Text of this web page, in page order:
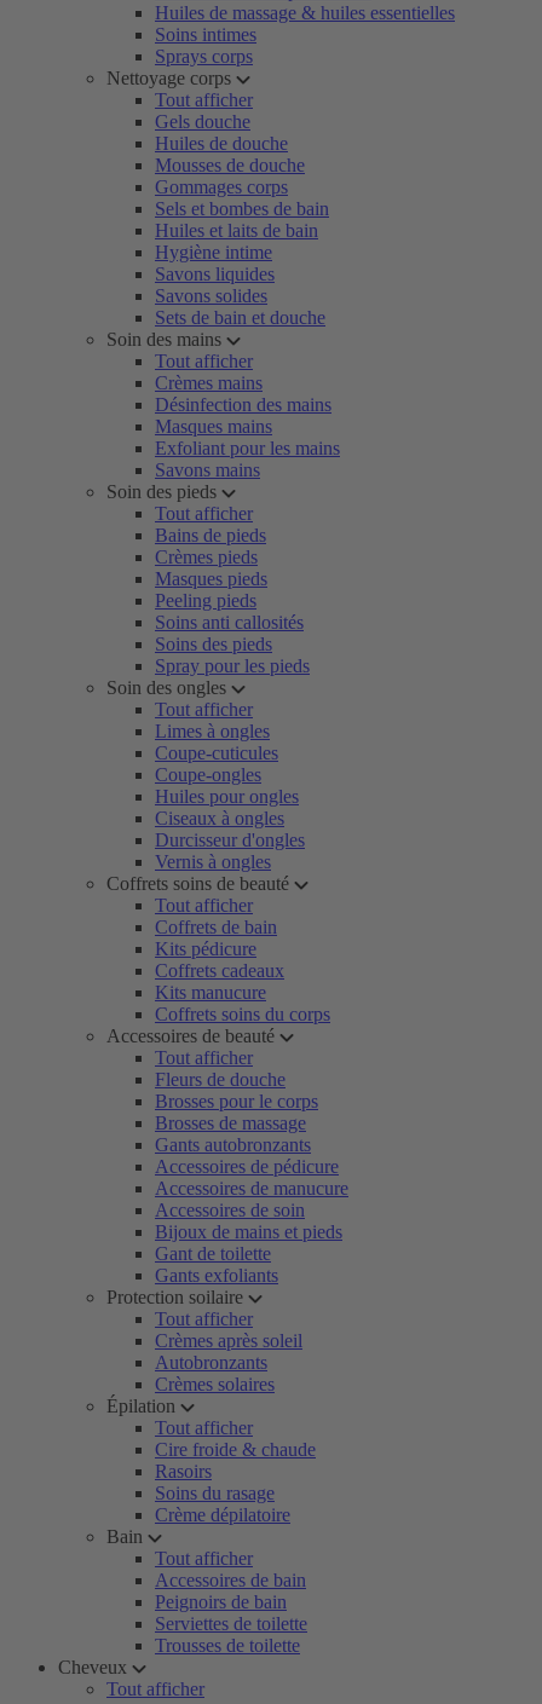
Huiles de massage & huiles essentielles
Soins intimes
Sprays corps
Nettoyage corps
Tout afficher
Gels douche
Huiles de douche
Mousses de douche
Gommages corps
Sels et bombes de bain
Huiles et laits de bain
Hygiène intime
Savons liquides
Savons solides
Sets de bain et douche
Soin des mains
Tout afficher
Crèmes mains
Désinfection des mains
Masques mains
Exfoliant pour les mains
Savons mains
Soin des pieds
Tout afficher
Bains de pieds
Crèmes pieds
Masques pieds
Peeling pieds
Soins anti callosités
Soins des pieds
Spray pour les pieds
Soin des ongles
Tout afficher
Limes à ongles
Coupe-cuticules
Coupe-ongles
Huiles pour ongles
Ciseaux à ongles
Durcisseur d'ongles
Vernis à ongles
Coffrets soins de beauté
Tout afficher
Coffrets de bain
Kits pédicure
Coffrets cadeaux
Kits manucure
Coffrets soins du corps
Accessoires de beauté
Tout afficher
Fleurs de douche
Brosses pour le corps
Brosses de massage
Gants autobronzants
Accessoires de pédicure
Accessoires de manucure
Accessoires de soin
Bijoux de mains et pieds
Gant de toilette
Gants exfoliants
Protection soilaire
Tout afficher
Crèmes après soleil
Autobronzants
Crèmes solaires
Épilation
Tout afficher
Cire froide & chaude
Rasoirs
Soins du rasage
Crème dépilatoire
Bain
Tout afficher
Accessoires de bain
Peignoirs de bain
Serviettes de toilette
Trousses de toilette
Cheveux
Tout afficher